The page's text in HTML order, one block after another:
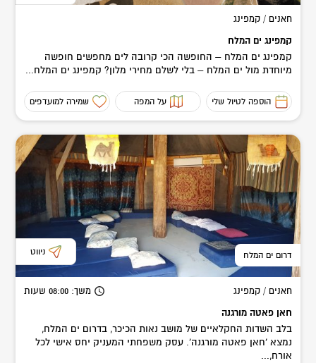
חאנים / קמפינג
קמפינג ים המלח
קמפינג ים המלח – החופשה הכי קרובה לים מחפשים חופשה
מיוחדת מול ים המלח – בלי לשלם מחירי מלון? קמפינג ים המלח...
הוספה לטיול שלי על המפה שמירה למועדפים
דרום ים המלח ניווט
חאנים / קמפינג משך: 08:00 שעות
חאן פאטה מורגנה
בלב השדות החקלאיים של מושב נאות הכיכר, בדרום ים המלח,
נמצא 'חאן פאטה מורגנה'. עסק משפחתי המעניק יחס אישי לכל
אורח,...